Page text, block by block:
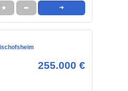
★ ➦ ➜
255.000 €